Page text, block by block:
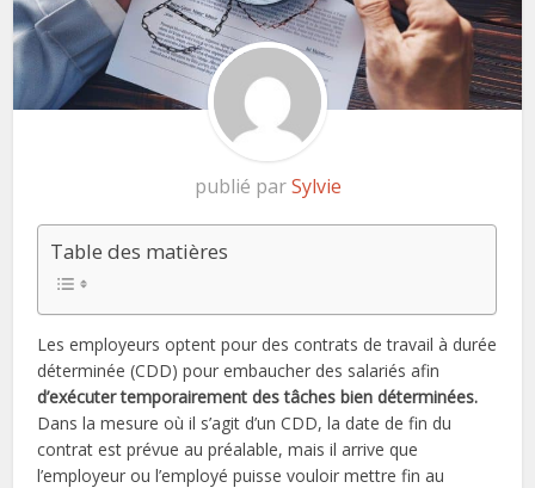
publié parSylvie
Table des matières
Les employeurs optent pour des contrats de travail à durée
déterminée (CDD) pour embaucher des salariés afin
d’exécuter temporairement des tâches bien déterminées.
Dans la mesure où il s’agit d’un CDD, la date de fin du
contrat est prévue au préalable, mais il arrive que
l’employeur ou l’employé puisse vouloir mettre fin au